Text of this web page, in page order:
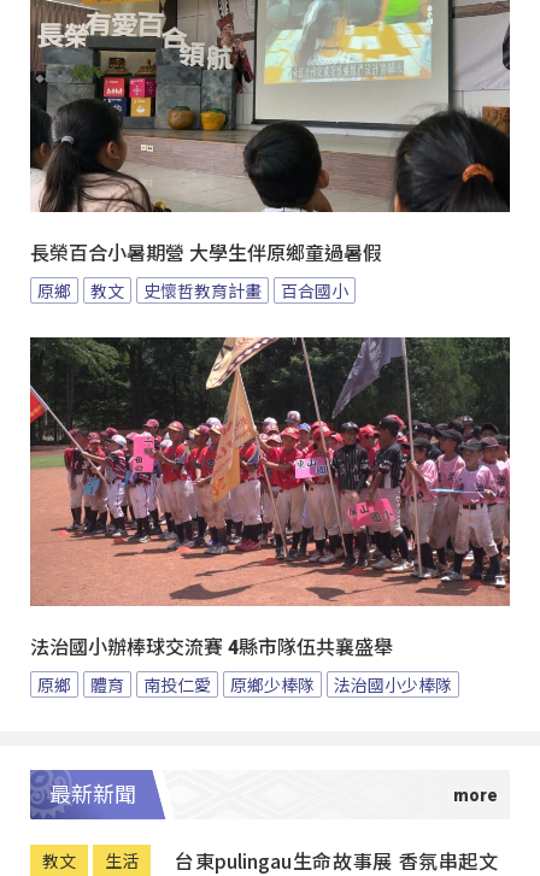
長榮百合小暑期營 大學生伴原鄉童過暑假
原鄉 教文 史懷哲教育計畫 百合國小
法治國小辦棒球交流賽 4縣市隊伍共襄盛舉
原鄉 體育 南投仁愛 原鄉少棒隊 法治國小少棒隊
最新新聞
教文 生活
台東pulingau生命故事展 香氛串起文